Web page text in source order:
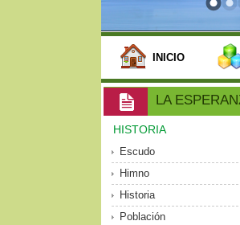
INICIO
LA
HISTORIA
Escudo
Himno
Historia
Población